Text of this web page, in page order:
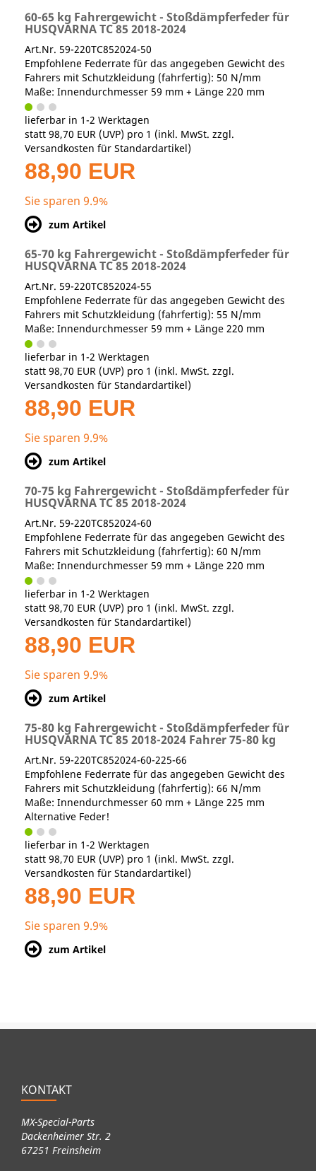
60-65 kg Fahrergewicht - Stoßdämpferfeder für
HUSQVARNA TC 85 2018-2024
Art.Nr. 59-220TC852024-50
Empfohlene Federrate für das angegeben Gewicht des
Fahrers mit Schutzkleidung (fahrfertig): 50 N/mm
Maße: Innendurchmesser 59 mm + Länge 220 mm
lieferbar in 1-2 Werktagen
statt 98,70 EUR (UVP) pro 1 (inkl. MwSt. zzgl.
Versandkosten für Standardartikel)
88,90 EUR
Sie sparen 9.9%
zum Artikel
65-70 kg Fahrergewicht - Stoßdämpferfeder für
HUSQVARNA TC 85 2018-2024
Art.Nr. 59-220TC852024-55
Empfohlene Federrate für das angegeben Gewicht des
Fahrers mit Schutzkleidung (fahrfertig): 55 N/mm
Maße: Innendurchmesser 59 mm + Länge 220 mm
lieferbar in 1-2 Werktagen
statt 98,70 EUR (UVP) pro 1 (inkl. MwSt. zzgl.
Versandkosten für Standardartikel)
88,90 EUR
Sie sparen 9.9%
zum Artikel
70-75 kg Fahrergewicht - Stoßdämpferfeder für
HUSQVARNA TC 85 2018-2024
Art.Nr. 59-220TC852024-60
Empfohlene Federrate für das angegeben Gewicht des
Fahrers mit Schutzkleidung (fahrfertig): 60 N/mm
Maße: Innendurchmesser 59 mm + Länge 220 mm
lieferbar in 1-2 Werktagen
statt 98,70 EUR (UVP) pro 1 (inkl. MwSt. zzgl.
Versandkosten für Standardartikel)
88,90 EUR
Sie sparen 9.9%
zum Artikel
75-80 kg Fahrergewicht - Stoßdämpferfeder für
HUSQVARNA TC 85 2018-2024 Fahrer 75-80 kg
Art.Nr. 59-220TC852024-60-225-66
Empfohlene Federrate für das angegeben Gewicht des
Fahrers mit Schutzkleidung (fahrfertig): 66 N/mm
Maße: Innendurchmesser 60 mm + Länge 225 mm
Alternative Feder!
lieferbar in 1-2 Werktagen
statt 98,70 EUR (UVP) pro 1 (inkl. MwSt. zzgl.
Versandkosten für Standardartikel)
88,90 EUR
Sie sparen 9.9%
zum Artikel
KONTAKT
MX-Special-Parts
Dackenheimer Str. 2
67251 Freinsheim